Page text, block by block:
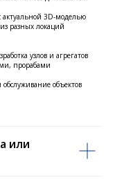
3D-моделью
разных локаций
узлов и агрегатов
прорабами
объектов
или